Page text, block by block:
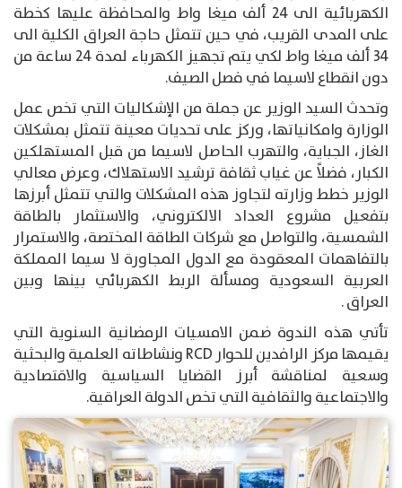
الكهربائية الى 24 ألف ميغا واط والمحافظة عليها كخطة
على المدى القريب، في حين تتمثل حاجة العراق الكلية الى
34 ألف ميغا واط لكي يتم تجهيز الكهرباء لمدة 24 ساعة من
دون انقطاع لاسيما في فصل الصيف.
وتحدث السيد الوزير عن جملة من الإشكاليات التي تخص عمل
الوزارة وامكانياتها، وركز على تحديات معينة تتمثل بمشكلات
الغاز، الجباية، والتهرب الحاصل لاسيما من قبل المستهلكين
الكبار، فضلاً عن غياب ثقافة ترشيد الاستهلاك، وعرض معالي
الوزير خطط وزارته لتجاوز هذه المشكلات والتي تتمثل أبرزها
بتفعيل مشروع العداد الالكتروني، والاستثمار بالطاقة
الشمسية، والتواصل مع شركات الطاقة المختصة، والاستمرار
بالتفاهمات المعقودة مع الدول المجاورة لا سيما المملكة
العربية السعودية ومسألة الربط الكهربائي بينها وبين
العراق .
تأتي هذه الندوة ضمن الامسيات الرمضانية السنوية التي
يقيمها مركز الرافدين للحوار RCD ونشاطاته العلمية والبحثية
وسعية لمناقشة أبرز القضايا السياسية والاقتصادية
والاجتماعية والثقافية التي تخص الدولة العراقية.